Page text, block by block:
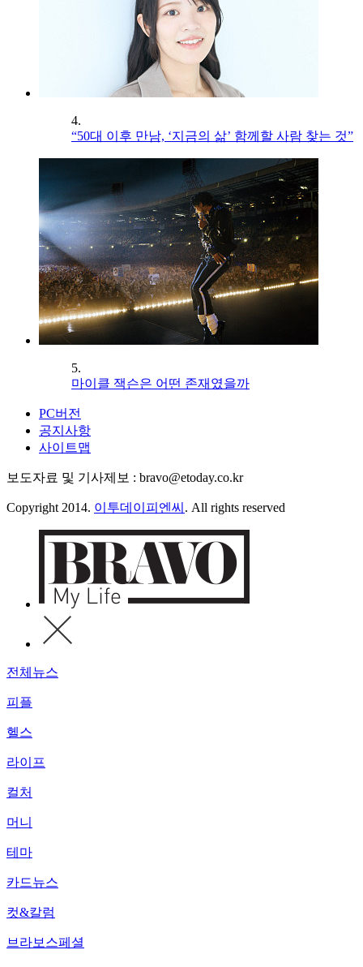
4.
“50대 이후 만남, ‘지금의 삶’ 함께할 사람 찾는 것”
5.
마이클 잭슨은 어떤 존재였을까
PC버전
공지사항
사이트맵
보도자료 및 기사제보 : bravo@etoday.co.kr
Copyright 2014. 이투데이피엔씨 . All rights reserved
전체뉴스
피플
헬스
라이프
컬처
머니
테마
카드뉴스
컷&칼럼
브라보스페셜